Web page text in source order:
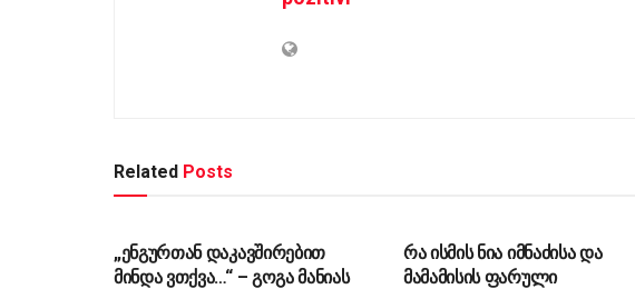
Related Posts
„ენგურთან დაკავშირებით
მინდა ვთქვა…“ – გოგა მანიას
რა ისმის ნია იმნაძისა და
მამამისის ფარული